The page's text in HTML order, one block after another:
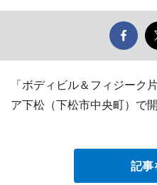
「ボディビル＆フィジーク
ア下松（下松市中央町）で開
記事